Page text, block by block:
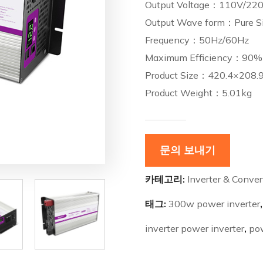
Output Voltage：110V/
Output Wave form：Pure
Frequency：50Hz/60Hz
Maximum Efficiency：90%
Product Size：
Product Weight：5.01kg
문의 보내기
카테고리: Inverter &
태그:300w power inverter
inverter power inverter,